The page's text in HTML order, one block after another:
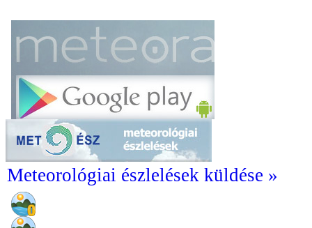
Meteorológiai észlelések küldése »